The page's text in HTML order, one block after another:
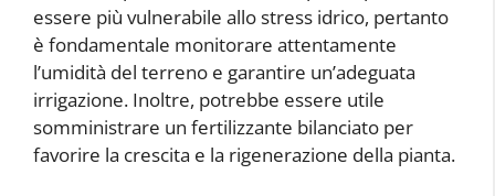
essere più vulnerabile allo stress idrico, pertanto
è fondamentale monitorare attentamente
l’umidità del terreno e garantire un’adeguata
irrigazione. Inoltre, potrebbe essere utile
somministrare un fertilizzante bilanciato per
favorire la crescita e la rigenerazione della pianta.